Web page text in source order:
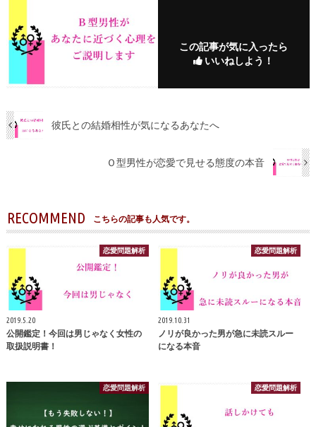
この記事が気に入ったら
いいねしよう！
彼氏との結婚相性が気になるあなたへ
Ｏ型男性が恋愛で見せる態度の本音
RECOMMEND こちらの記事も人気です。
恋愛問題解析
2019.5.20
公開鑑定！今回は男じゃなく女性の
取扱説明書！
恋愛問題解析
2019.10.31
ノリが良かった男が急に未読スルー
になる本音
恋愛問題解析 恋愛問題解析